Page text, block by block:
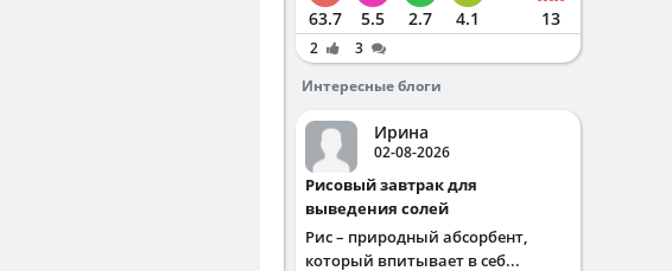
63.7 5.5 2.7 4.1 13
2
3
Интересные блоги
Ирина
02-08-2026
Рисовый завтрак для
выведения солей
Рис – природный абсорбент,
который впитывает в себ...